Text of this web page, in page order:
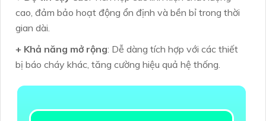
cao, đảm bảo hoạt động ổn định và bền bỉ trong thời
gian dài.
+ Khả năng mở rộng: Dễ dàng tích hợp với các thiết
bị báo cháy khác, tăng cường hiệu quả hệ thống.